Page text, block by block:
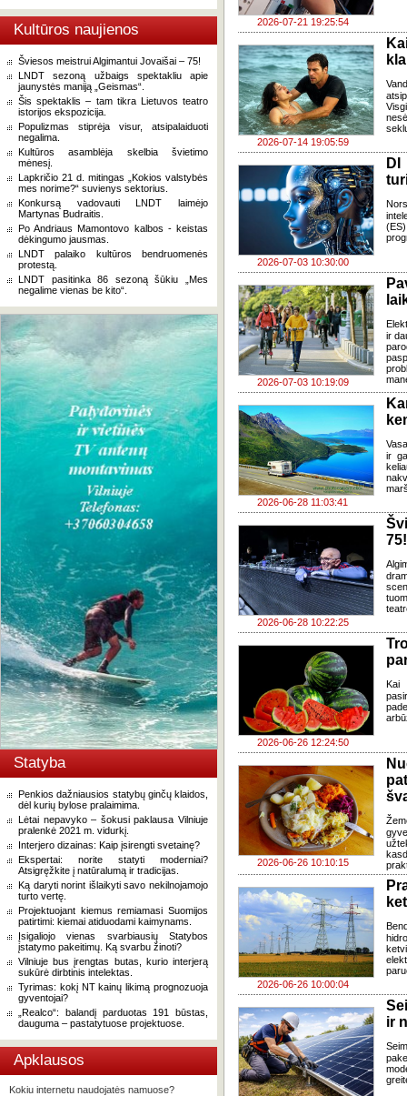
Kultūros naujienos
Šviesos meistrui Algimantui Jovaišai – 75!
LNDT sezoną užbaigs spektakliu apie
jaunystės maniją „Geismas“.
Šis spektaklis – tam tikra Lietuvos teatro
istorijos ekspozicija.
Populizmas stiprėja visur, atsipalaiduoti
negalima.
Kultūros asamblėja skelbia švietimo
mėnesį.
Lapkričio 21 d. mitingas „Kokios valstybės
mes norime?“ suvienys sektorius.
Konkursą vadovauti LNDT laimėjo
Martynas Budraitis.
Po Andriaus Mamontovo kalbos - keistas
dėkingumo jausmas.
LNDT palaiko kultūros bendruomenės
protestą.
LNDT pasitinka 86 sezoną šūkiu „Mes
negalime vienas be kito“.
Statyba
Penkios dažniausios statybų ginčų klaidos,
dėl kurių bylose pralaimima.
Lėtai nepavyko – šokusi paklausa Vilniuje
pralenkė 2021 m. vidurkį.
Interjero dizainas: Kaip įsirengti svetainę?
Ekspertai: norite statyti moderniai?
Atsigręžkite į natūralumą ir tradicijas.
Ką daryti norint išlaikyti savo nekilnojamojo
turto vertę.
Projektuojant kiemus remiamasi Suomijos
patirtimi: kiemai atiduodami kaimynams.
Įsigaliojo vienas svarbiausių Statybos
įstatymo pakeitimų. Ką svarbu žinoti?
Vilniuje bus įrengtas butas, kurio interjerą
sukūrė dirbtinis intelektas.
Tyrimas: kokį NT kainų likimą prognozuoja
gyventojai?
„Realco“: balandį parduotas 191 būstas,
dauguma – pastatytuose projektuose.
Apklausos
Kokiu internetu naudojatės namuose?
2026-07-21 19:25:54
2026-07-14 19:05:59
2026-07-03 10:30:00
2026-07-03 10:19:09
ir
2026-06-28 11:03:41
ir
2026-06-28 10:22:25
75!
2026-06-26 12:24:50
Kai
2026-06-26 10:10:15
2026-06-26 10:00:04
ir